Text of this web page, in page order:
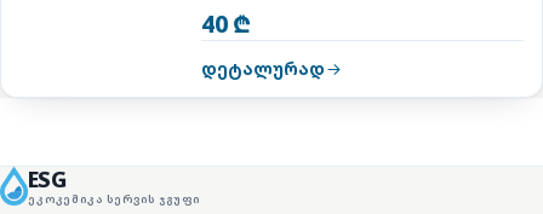
40 ₾
დეტალურად
ESG
ᲔᲙᲝᲙᲔᲛᲘᲙᲐ ᲡᲔᲠᲕᲘᲡ ᲯᲒᲣᲤᲘ